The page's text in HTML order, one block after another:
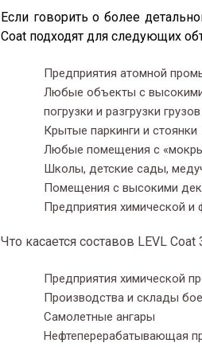
Если говорить о более
Coat подходят для следующих
Предприятия атомной
Любые объекты с высокими
погрузки и разгрузки
Крытые паркинги и стоянки
Любые помещения с
Школы, детские сады,
Помещения с высокими
Предприятия химической и
Что касается составов LEVL
Предприятия химической
Производства и склады
Самолетные ангары
Нефтеперерабатывающая